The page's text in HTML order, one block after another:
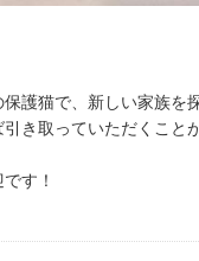
護猫で、新しい家族を
き取っていただくこと
す！